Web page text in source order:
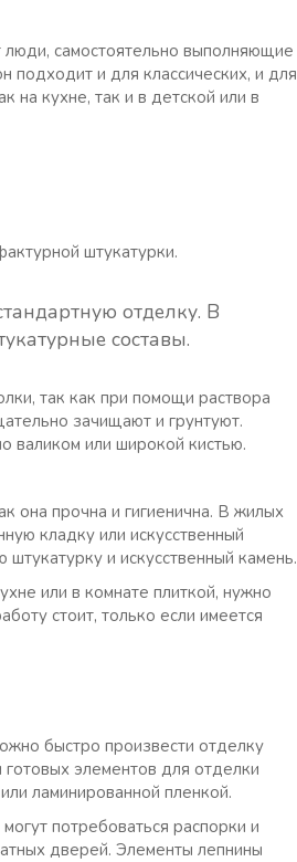
люди, самостоятельно выполняющие
подходит и для классических, и для
на кухне, так и в детской или в
штукатурки.
отделку. В
составы.
так как при помощи раствора
зачищают и грунтуют.
валиком или широкой кистью.
она прочна и гигиенична. В жилых
кладку или искусственный
и искусственный камень.
или в комнате плиткой, нужно
стоит, только если имеется
быстро произвести отделку
элементов для отделки
ламинированной пленкой.
потребоваться распорки и
дверей. Элементы лепнины